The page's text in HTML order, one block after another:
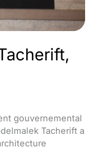
gouvernemental
Tacherift a